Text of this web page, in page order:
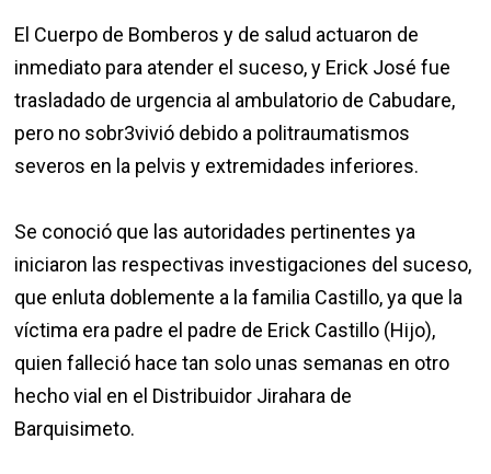
El Cuerpo de Bomberos y de salud actuaron de
inmediato para atender el suceso, y Erick José fue
trasladado de urgencia al ambulatorio de Cabudare,
pero no sobr3vivió debido a politraumatismos
severos en la pelvis y extremidades inferiores.
Se conoció que las autoridades pertinentes ya
iniciaron las respectivas investigaciones del suceso,
que enluta doblemente a la familia Castillo, ya que la
víctima era padre el padre de Erick Castillo (Hijo),
quien falleció hace tan solo unas semanas en otro
hecho vial en el Distribuidor Jirahara de
Barquisimeto.